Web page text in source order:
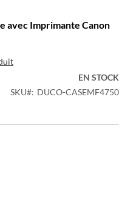
avec Imprimante Canon
EN STOCK
SKU
DUCO-CASEMF4750